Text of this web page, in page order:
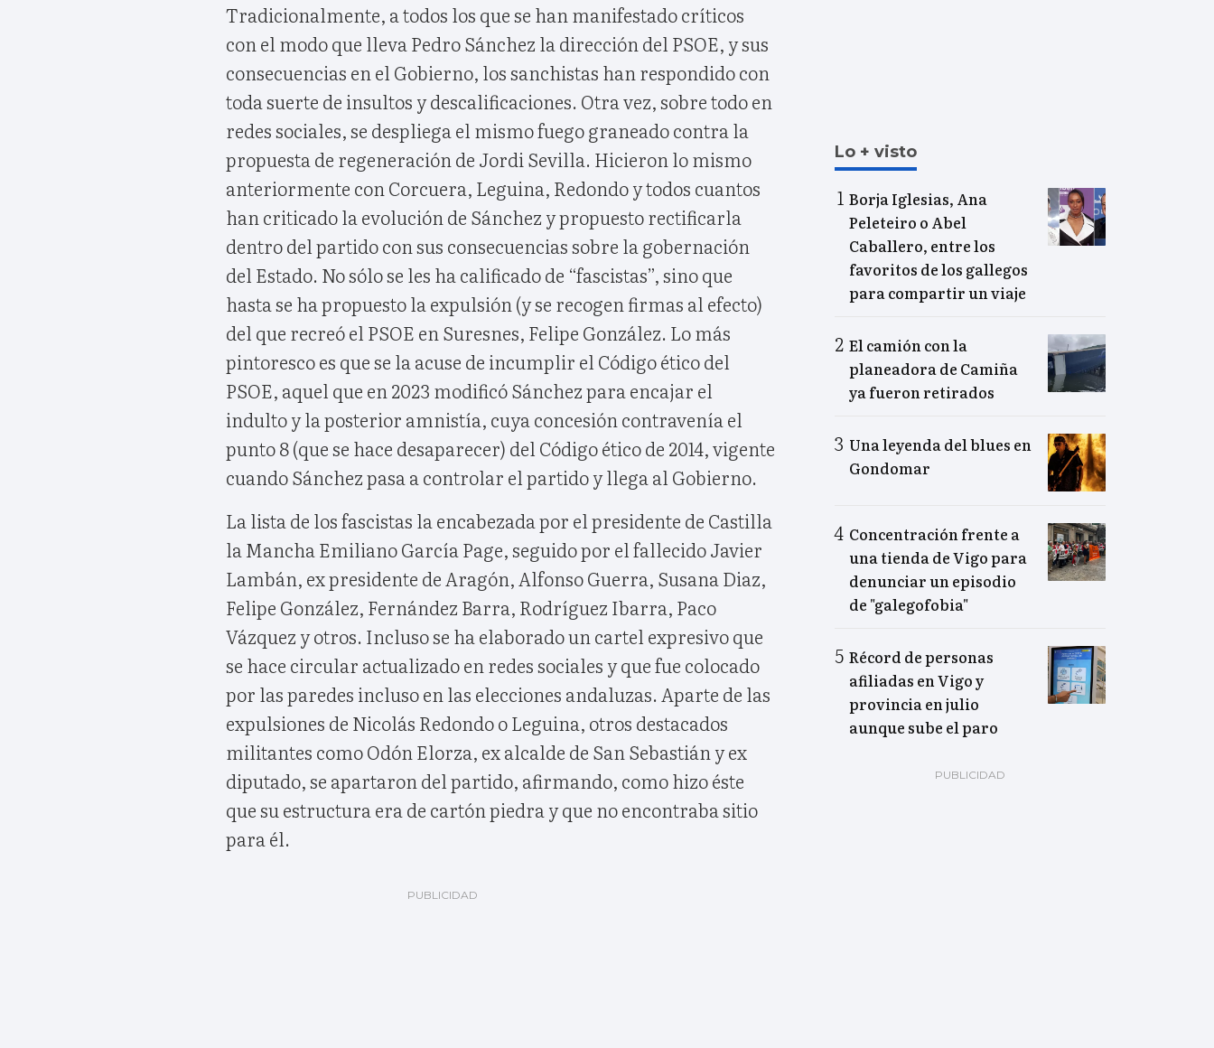
Tradicionalmente, a todos los que se han manifestado críticos
con el modo que lleva Pedro Sánchez la dirección del PSOE, y sus
consecuencias en el Gobierno, los sanchistas han respondido con
toda suerte de insultos y descalificaciones. Otra vez, sobre todo en
redes sociales, se despliega el mismo fuego graneado contra la
propuesta de regeneración de Jordi Sevilla. Hicieron lo mismo
anteriormente con Corcuera, Leguina, Redondo y todos cuantos
han criticado la evolución de Sánchez y propuesto rectificarla
dentro del partido con sus consecuencias sobre la gobernación
del Estado. No sólo se les ha calificado de “fascistas”, sino que
hasta se ha propuesto la expulsión (y se recogen firmas al efecto)
del que recreó el PSOE en Suresnes, Felipe González. Lo más
pintoresco es que se la acuse de incumplir el Código ético del
PSOE, aquel que en 2023 modificó Sánchez para encajar el
indulto y la posterior amnistía, cuya concesión contravenía el
punto 8 (que se hace desaparecer) del Código ético de 2014, vigente
cuando Sánchez pasa a controlar el partido y llega al Gobierno.
La lista de los fascistas la encabezada por el presidente de Castilla
la Mancha Emiliano García Page, seguido por el fallecido Javier
Lambán, ex presidente de Aragón, Alfonso Guerra, Susana Diaz,
Felipe González, Fernández Barra, Rodríguez Ibarra, Paco
Vázquez y otros. Incluso se ha elaborado un cartel expresivo que
se hace circular actualizado en redes sociales y que fue colocado
por las paredes incluso en las elecciones andaluzas. Aparte de las
expulsiones de Nicolás Redondo o Leguina, otros destacados
militantes como Odón Elorza, ex alcalde de San Sebastián y ex
diputado, se apartaron del partido, afirmando, como hizo éste
que su estructura era de cartón piedra y que no encontraba sitio
para él.
Lo + visto
Borja Iglesias, Ana
Peleteiro o Abel
Caballero, entre los
favoritos de los gallegos
para compartir un viaje
El camión con la
planeadora de Camiña
ya fueron retirados
Una leyenda del blues en
Gondomar
Concentración frente a
una tienda de Vigo para
denunciar un episodio
de "galegofobia"
Récord de personas
afiliadas en Vigo y
provincia en julio
aunque sube el paro